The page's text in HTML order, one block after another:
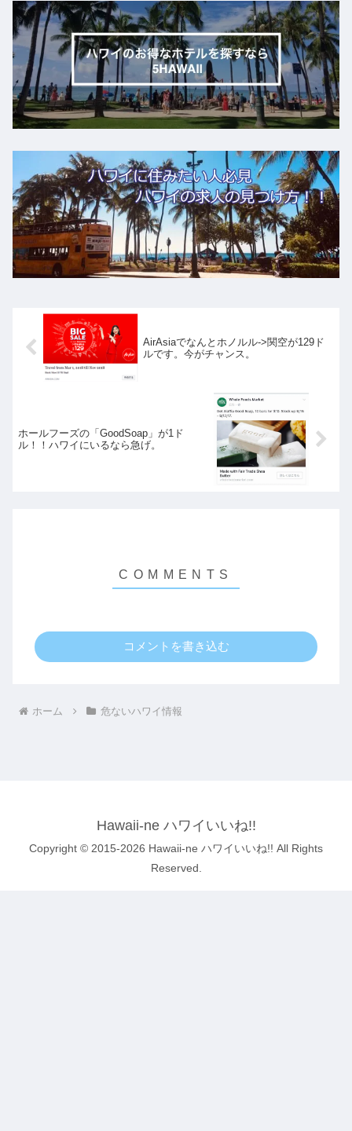
AirAsiaでなんとホノルル->関空が129ド
ルです。今がチャンス。
ホールフーズの「GoodSoap」が1ド
ル！！ハワイにいるなら急げ。
コメントを書き込む
ホーム 危ないハワイ情報
Hawaii-ne ハワイいいね!!
Copyright © 2015-2026 Hawaii-ne ハワイいいね!! All Rights
Reserved.